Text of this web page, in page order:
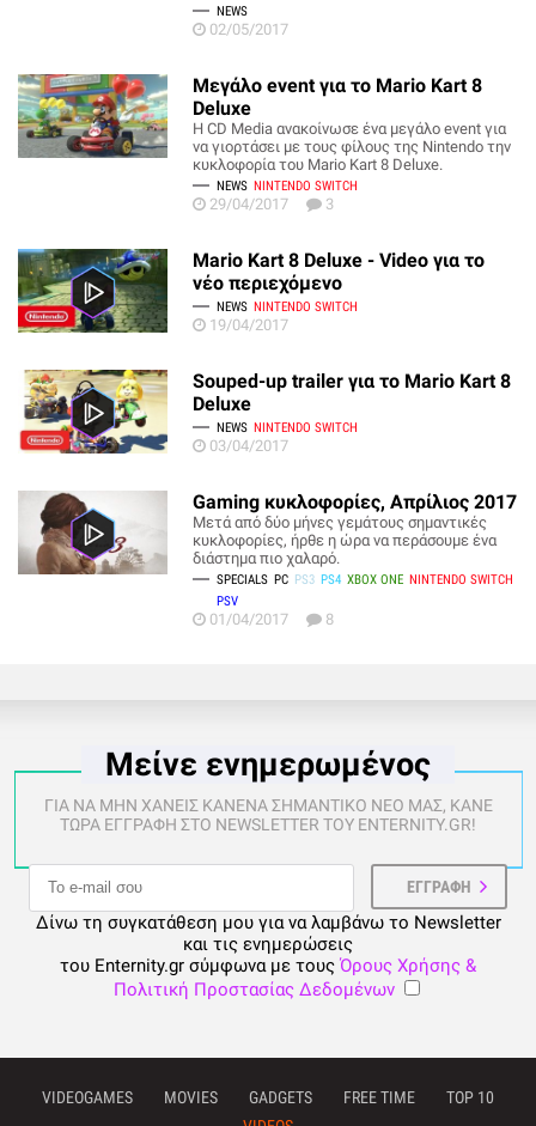
NEWS
02/05/2017
Μεγάλο event για το Mario Kart 8
Deluxe
Η CD Media ανακοίνωσε ένα μεγάλο event για
να γιορτάσει με τους φίλους της Nintendo την
κυκλοφορία του Mario Kart 8 Deluxe.
NEWS NINTENDO SWITCH
29/04/2017 3
Mario Kart 8 Deluxe - Video για το
νέο περιεχόμενο
NEWS NINTENDO SWITCH
19/04/2017
Souped-up trailer για το Mario Kart 8
Deluxe
NEWS NINTENDO SWITCH
03/04/2017
Gaming κυκλοφορίες, Απρίλιος 2017
Μετά από δύο μήνες γεμάτους σημαντικές
κυκλοφορίες, ήρθε η ώρα να περάσουμε ένα
διάστημα πιο χαλαρό.
SPECIALS PC PS3 PS4 XBOX ONE NINTENDO SWITCH
PSV
01/04/2017 8
Μείνε ενημερωμένος
ΓΙΑ ΝΑ ΜΗΝ ΧΑΝΕΙΣ ΚΑΝΕΝΑ ΣΗΜΑΝΤΙΚΟ ΝΕΟ ΜΑΣ, ΚΑΝΕ
ΤΩΡΑ ΕΓΓΡΑΦΗ ΣΤΟ NEWSLETTER ΤΟΥ ENTERNITY.GR!
Δίνω τη συγκατάθεση μου για να λαμβάνω το Newsletter
και τις ενημερώσεις
του Enternity.gr σύμφωνα με τους Όρους Χρήσης &
Πολιτική Προστασίας Δεδομένων
VIDEOGAMES MOVIES GADGETS FREE TIME
TOP 10